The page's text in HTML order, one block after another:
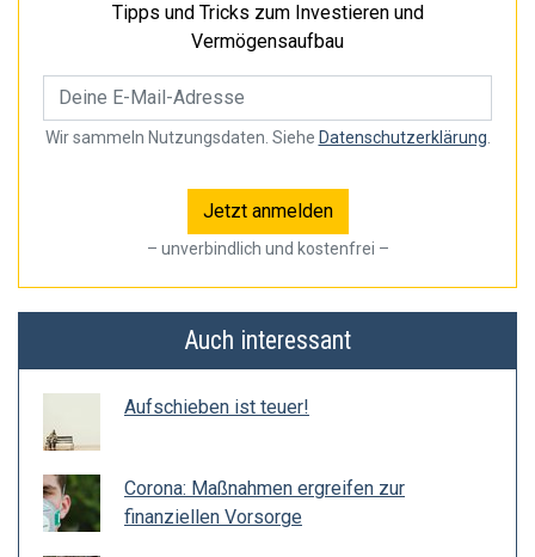
Tipps und Tricks zum Investieren und
Vermögensaufbau
Wir sammeln Nutzungsdaten. Siehe Datenschutzerklärung.
– unverbindlich und kostenfrei –
Auch interessant
Aufschieben ist teuer!
Corona: Maßnahmen ergreifen zur
finanziellen Vorsorge